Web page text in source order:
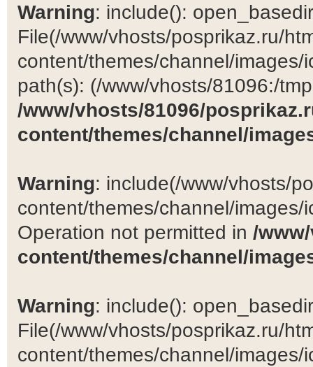
Warning: include():
File(/www/vhosts/posprikaz.ru/
content/themes/channel/
path(s): (/www/vhosts/81096:/
/www/vhosts/81096/
content/themes/channel/
Warning: include(/www/vhosts/
content/themes/channel/
Operation not permitted in /
content/themes/channel/
Warning: include():
File(/www/vhosts/posprikaz.ru/
content/themes/channel/